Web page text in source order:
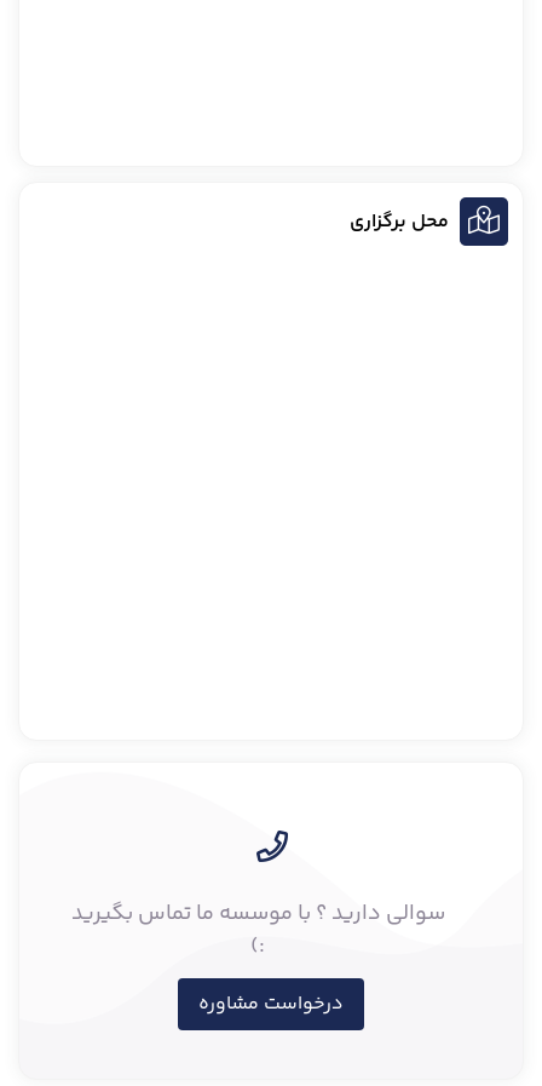
محل برگزاری
سوالی دارید ؟ با موسسه ما تماس بگیرید
:)
درخواست مشاوره